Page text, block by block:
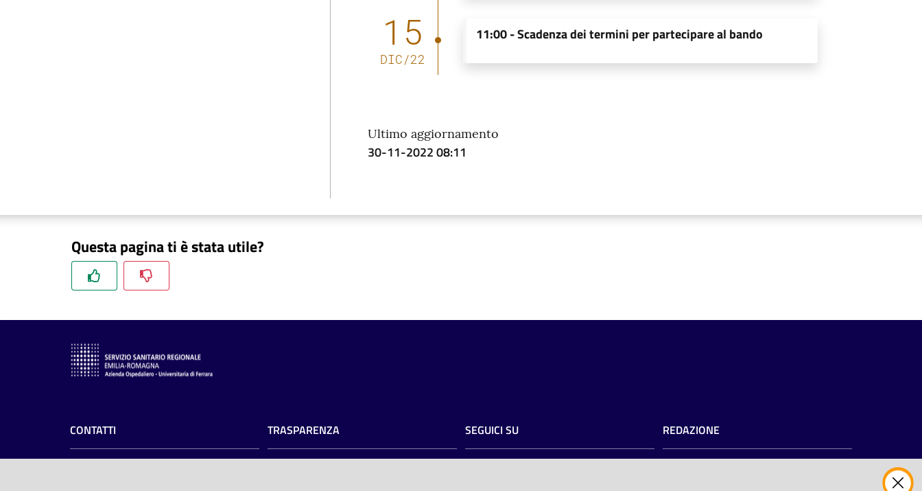
15
DIC/22
11:00 -Scadenza dei termini per partecipare al bando
Ultimo aggiornamento
30-11-2022 08:11
Questa pagina ti è stata utile?
CONTATTI TRASPARENZA SEGUICI SU REDAZIONE